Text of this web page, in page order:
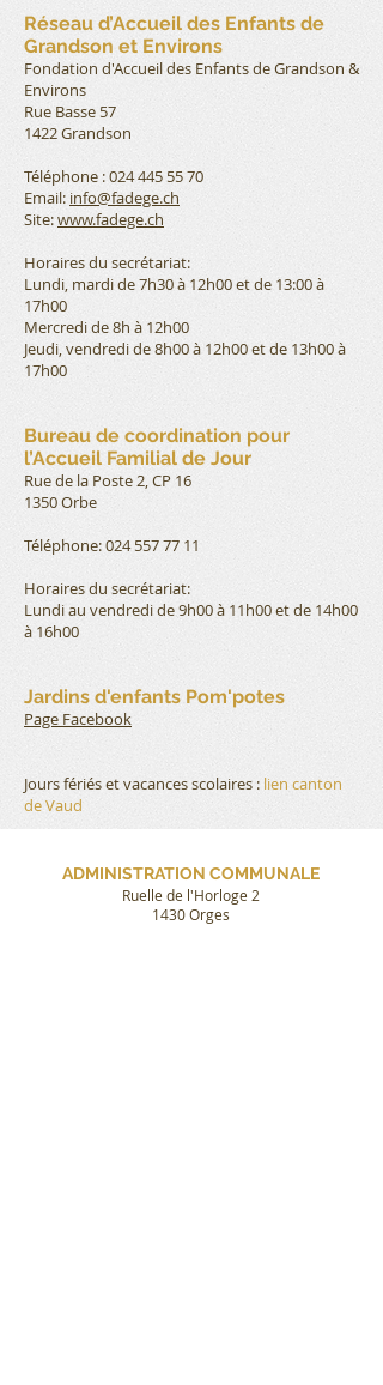
Réseau d’Accueil des Enfants de
Grandson et Environs
Fondation d'Accueil des Enfants de Grandson &
Environs
Rue Basse 57
1422 Grandson
Téléphone : 024 445 55 70
Email: info@fadege.ch
Site:www.fadege.ch
Horaires du secrétariat:
Lundi, mardi de 7h30 à 12h00 et de 13:00 à
17h00
Mercredi de 8h à 12h00
Jeudi, vendredi de 8h00 à 12h00 et de 13h00 à
17h00
Bureau de coordination pour
l’Accueil Familial de Jour
Rue de la Poste 2, CP 16
1350 Orbe
Téléphone:024 557 77 11
Horaires du secrétariat:
Lundi au vendredi de 9h00 à 11h00 et de 14h00
à 16h00
Jardins d'enfants Pom'potes
Page Facebook
Jours fériés et vacances scolaires : lien canton
de Vaud
ADMINISTRATION COMMUNALE
Ruelle de l'Horloge 2
1430 Orges